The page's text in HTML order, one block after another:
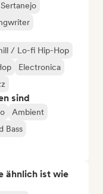
/ Lo-fi Hip-Hop
Electronica
sind
Ambient
Bass
ähnlich ist wie